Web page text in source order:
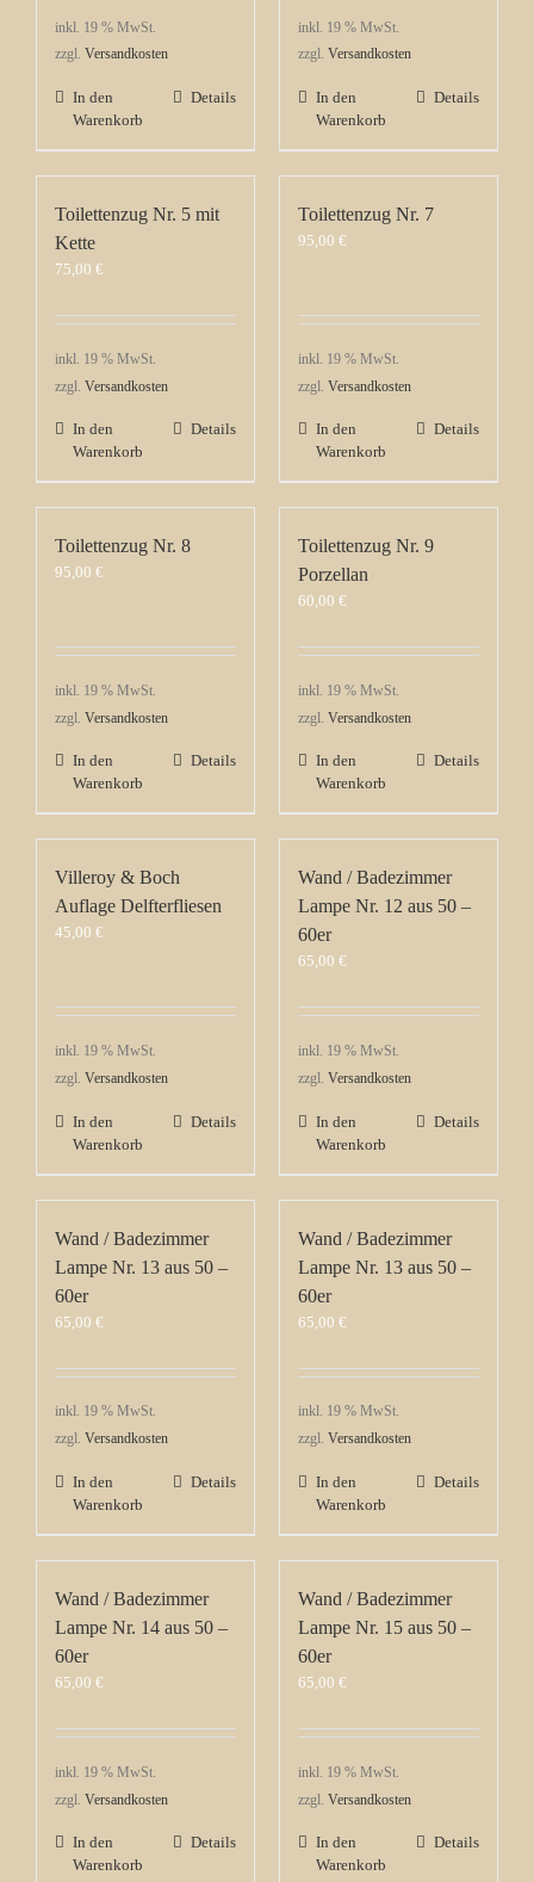
inkl. 19 % MwSt.
zzgl. Versandkosten
In den
Warenkorb
Details
inkl. 19 % MwSt.
zzgl. Versandkosten
In den
Warenkorb
Details
Toilettenzug Nr. 5 mit
Kette
75,00 €
inkl. 19 % MwSt.
zzgl. Versandkosten
In den
Warenkorb
Details
Toilettenzug Nr. 7
95,00 €
inkl. 19 % MwSt.
zzgl. Versandkosten
In den
Warenkorb
Details
Toilettenzug Nr. 8
95,00 €
inkl. 19 % MwSt.
zzgl. Versandkosten
In den
Warenkorb
Details
Toilettenzug Nr. 9
Porzellan
60,00 €
inkl. 19 % MwSt.
zzgl. Versandkosten
In den
Warenkorb
Details
Villeroy & Boch
Auflage Delfterfliesen
45,00 €
inkl. 19 % MwSt.
zzgl. Versandkosten
In den
Warenkorb
Details
Wand / Badezimmer
Lampe Nr. 12 aus 50 –
60er
65,00 €
inkl. 19 % MwSt.
zzgl. Versandkosten
In den
Warenkorb
Details
Wand / Badezimmer
Lampe Nr. 13 aus 50 –
60er
65,00 €
inkl. 19 % MwSt.
zzgl. Versandkosten
In den
Warenkorb
Details
Wand / Badezimmer
Lampe Nr. 13 aus 50 –
60er
65,00 €
inkl. 19 % MwSt.
zzgl. Versandkosten
In den
Warenkorb
Details
Wand / Badezimmer
Lampe Nr. 14 aus 50 –
60er
65,00 €
inkl. 19 % MwSt.
zzgl. Versandkosten
In den
Warenkorb
Details
Wand / Badezimmer
Lampe Nr. 15 aus 50 –
60er
65,00 €
inkl. 19 % MwSt.
zzgl. Versandkosten
In den
Warenkorb
Details